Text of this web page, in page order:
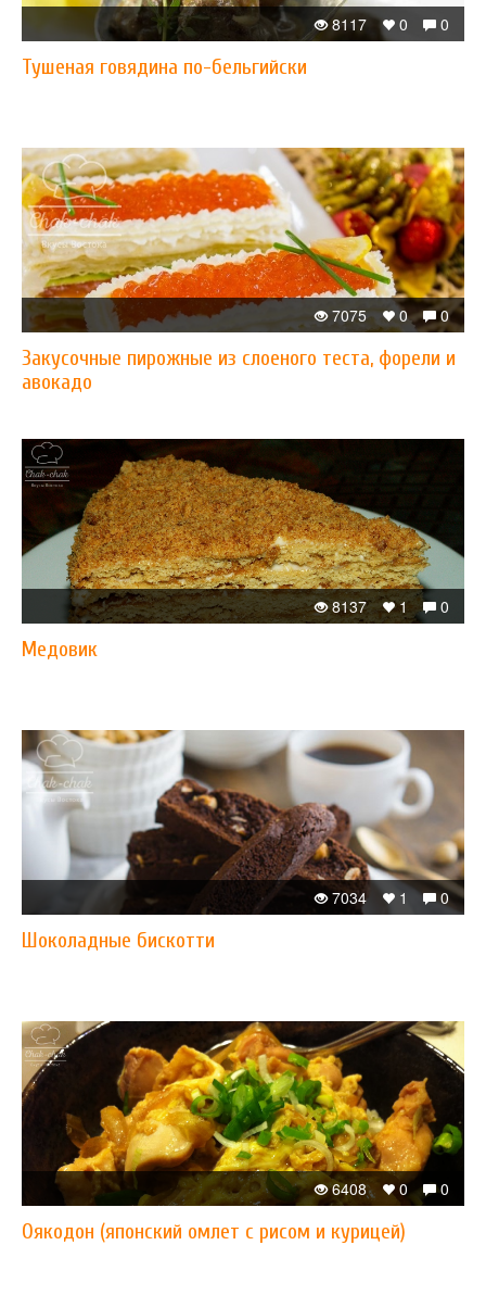
0
0
8117
Тушеная говядина по-бельгийски
0
0
7075
Закусочные пирожные из слоеного теста, форели и
авокадо
0
1
8137
Медовик
0
1
7034
Шоколадные бискотти
0
0
6408
Оякодон (японский омлет с рисом и курицей)